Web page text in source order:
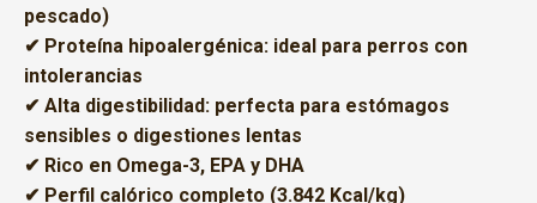
pescado)
✔ Proteína hipoalergénica: ideal para perros con
intolerancias
✔ Alta digestibilidad: perfecta para estómagos
sensibles o digestiones lentas
✔ Rico en Omega-3, EPA y DHA
✔ Perfil calórico completo (3.842 Kcal/kg)